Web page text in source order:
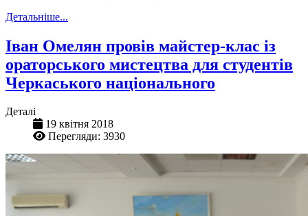
Детальніше...
Іван Омелян провів майстер-клас із
ораторського мистецтва для студентів
Черкаського національного
Деталі
19 квітня 2018
Перегляди: 3930